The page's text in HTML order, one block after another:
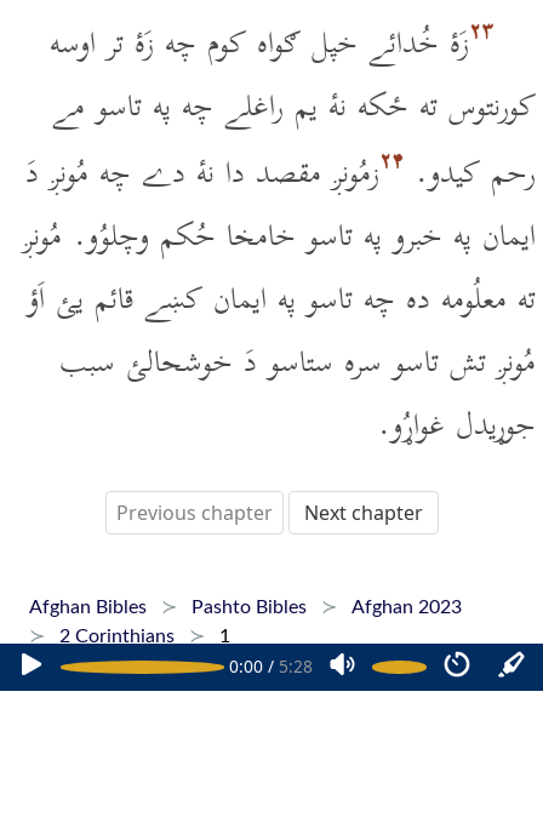
0:00 / 5:28
۲۳زَۀ خُدائے خپل ګواه کوم چه زَۀ تر اوسه
کورنتوس ته ځکه نۀ يم راغلے چه په تاسو مے
رحم کيدو. ۲۴زمُونږ مقصد دا نۀ دے چه مُونږ دَ
ايمان په خبرو په تاسو خامخا حُکم وچلوُو. مُونږ
ته معلُومه ده چه تاسو په ايمان کښے قائم يئ اَؤ
مُونږ تش تاسو سره ستاسو دَ خوشحالئ سبب
جوړيدل غواړُو.
Previous chapter Next chapter
Afghan Bibles Pashto Bibles
Afghan 2023
2 Corinthians
1